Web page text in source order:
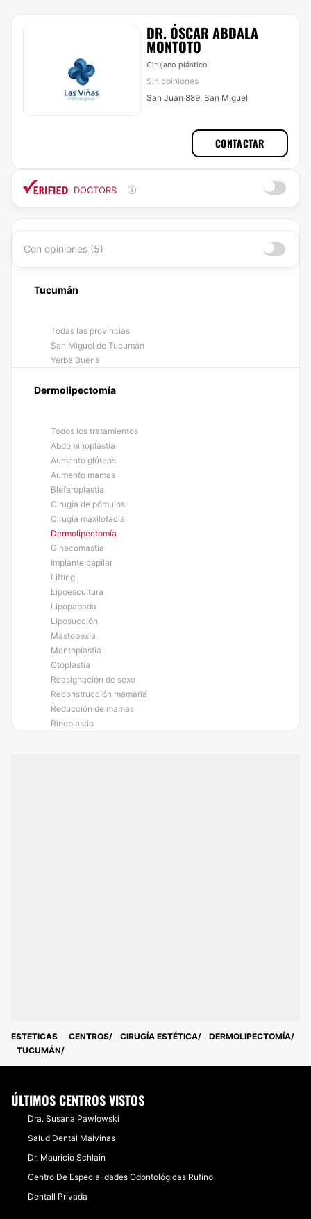
DR. ÓSCAR ABDALA
MONTOTO
Cirujano plástico
Sin opiniones
San Juan 889, San Miguel
CONTACTAR
DOCTORS
Con opiniones (5)
Tucumán
Todas las provincias
San Miguel de Tucumán
Yerba Buena
Dermolipectomía
Todos los tratamientos
Abdominoplastía
Aumento glúteos
Aumento mamas
Blefaroplastia
Cirugía de pómulos
Cirugía maxilofacial
Dermolipectomía
Ginecomastia
Implante capilar
Lifting
Lipoescultura
Lipopapada
Liposucción
Mastopexia
Mentoplastia
Otoplastia
Reasignación de sexo
Reconstrucción mamaria
Reducción de mamas
Rinoplastia
ESTETICAS CENTROS CIRUGÍA ESTÉTICA
DERMOLIPECTOMÍA
TUCUMÁN
ÚLTIMOS CENTROS VISTOS
Dra. Susana Pawlowski
Salud Dental Malvinas
Dr. Mauricio Schlain
Centro De Especialidades Odontológicas Rufino
Dentall Privada